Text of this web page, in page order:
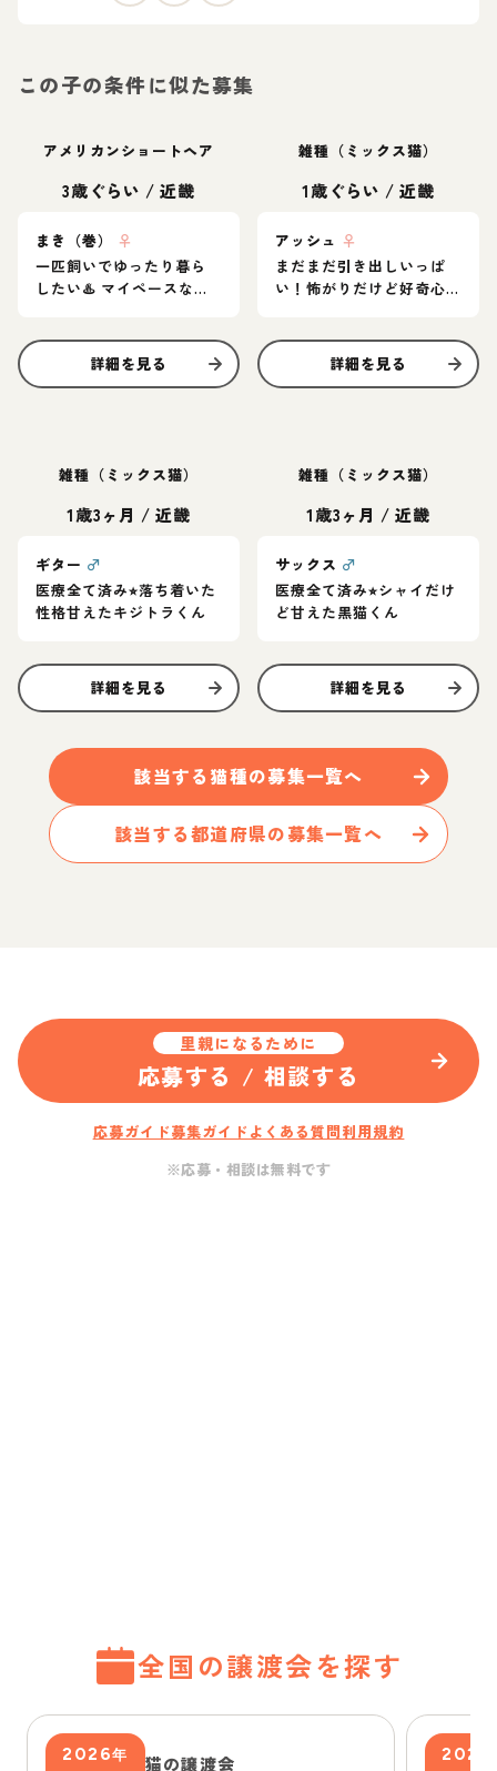
この子の条件に似た募集
アメリカンショートヘア
3歳ぐらい /近畿
まき（巻）
♀
一匹飼いでゆったり暮ら
したい♨️ マイペースなア
詳細を見る
雑種（ミックス猫）
1歳ぐらい /近畿
アッシュ ♀
まだまだ引き出しいっぱ
い！怖がりだけど好奇心
詳細を見る
雑種（ミックス猫）
1歳3ヶ月 /近畿
ギター ♂
医療全て済み⭐︎落ち着いた
性格甘えたキジトラくん
詳細を見る
雑種（ミックス猫）
1歳3ヶ月 /近畿
サックス ♂
医療全て済み⭐︎シャイだけ
ど甘えた黒猫くん
詳細を見る
該当する 猫種の募集一覧へ
該当する都道府県の募集一覧へ
里親になるために
応募する / 相談する
応募ガイド募集ガイド よくある質問利用規約
※応募・相談は無料です
全国の譲渡会を探す
2026年
猫の譲渡会
2026